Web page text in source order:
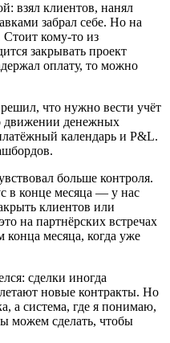
взял клиентов, нанял
забрал себе. Но на
Стоит кому-то из
закрывать проект
оплату, то можно
что нужно вести учёт
движении денежных
календарь и P&L.
больше контроля.
в конце месяца — у нас
клиентов или
на партнёрских встречах
месяца, когда уже
сделки иногда
новые контракты. Но
а система, где я понимаю,
можем сделать, чтобы